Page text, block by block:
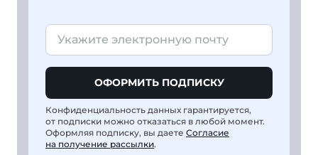
ОФОРМИТЬ ПОДПИСКУ
Конфиденциальность данных гарантируется,
от подписки можно отказаться в любой момент.
Оформляя подписку, вы даете Согласие
на получение рассылки.